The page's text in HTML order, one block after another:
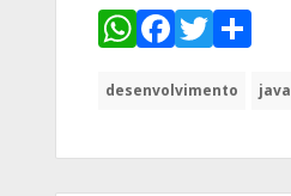
desenvolvimento java